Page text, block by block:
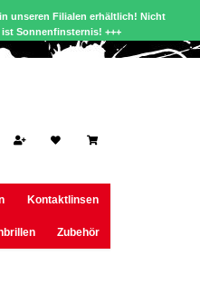
unseren Filialen erhältlich! Nicht
Sonnenfinsternis! +++
Kontaktlinsen
Zubehör